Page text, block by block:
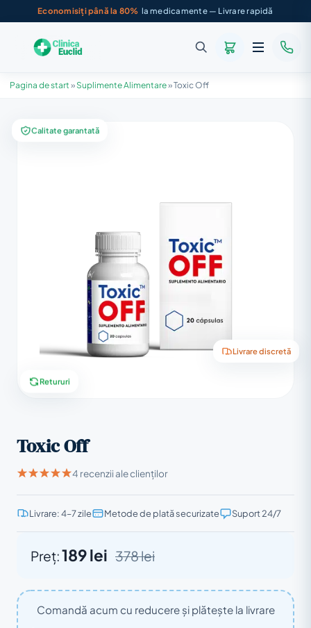
Economisiți până la 80% la medicamente — Livrare rapidă
Pagina de start » Suplimente Alimentare»Toxic Off
Calitate garantată
Livrare discretă
Retururi
Toxic Off
4 recenzii ale clienților
Livrare: 4–7 zile Metode de plată securizate Suport 24/7
Preț:189 lei 378 lei
Comandă acum cu reducere și plătește la livrare